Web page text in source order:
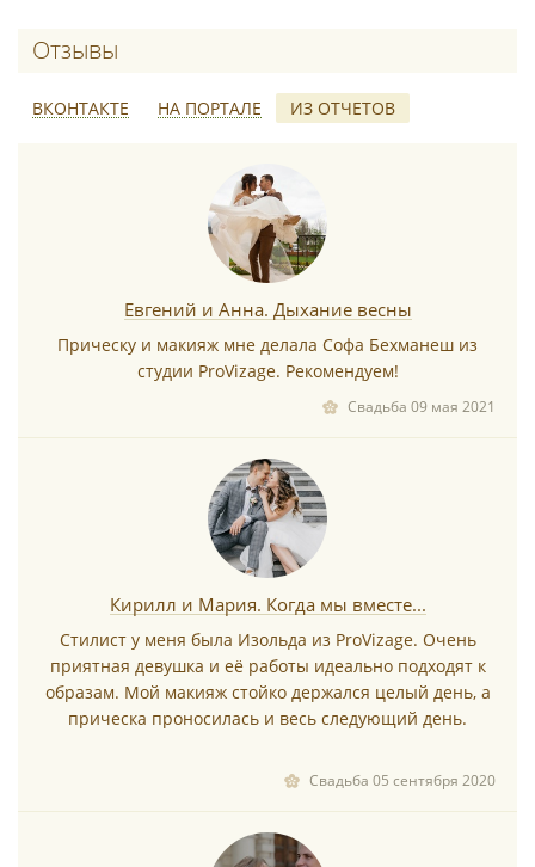
Отзывы о ProVizage
ВКОНТАКТЕ НА ПОРТАЛЕ ИЗ ОТЧЕТОВ
Евгений и Анна. Дыхание весны
Прическу и макияж мне делала Софа Бехманеш из
студии ProVizage. Рекомендуем!
Свадьба 09 мая 2021
Кирилл и Мария. Когда мы вместе...
Стилист у меня была Изольда из ProVizage. Очень
приятная девушка и её работы идеально подходят к
образам. Мой макияж стойко держался целый день, а
прическа проносилась и весь следующий день.
Свадьба 05 сентября 2020